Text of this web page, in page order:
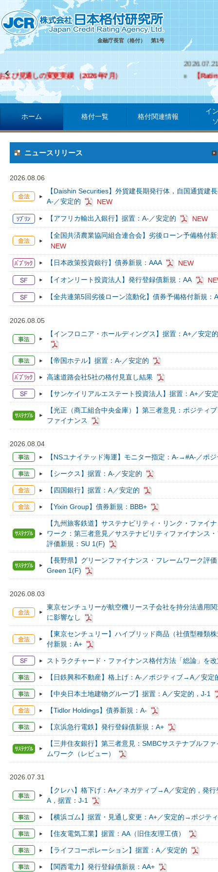
金融庁長官（格付） 第1号
【RatingEyeセミナー】第277回セ
ホーム 格付一覧 格付関連情報
イ
ニュースリリース
2026.08.06
【Daishin Securities】外貨建長期発行体，自国通貨建
A-／安定的
NEW
【アフリカ輸出入銀行】据置：A-／安定的 NEW
【全国共済農業協同組合連合会】劣後ローン予備格付
NEW
【日本政策投資銀行】債券新規：AAA NEW
【イオンリート投資法人】発行登録債新規：AA
【全共連第5回劣後ローン流動化】債券予備格付新規：
2026.08.05
【インフロニア・ホールディングス】据置：A+／安定
【帝国ホテル】据置：A-／安定的
高速道路会社5社の格付見直し結果
【サンケイリアルエステート投資法人】据置：A+／安
【光正（商工組合中央金庫）】第三者意見：ポジティ
ファイナンス
2026.08.04
【NSユナイテッド海運】モニター指定：A-→#A-／ポ
【シークス】据置：A-／安定的
【四国銀行】据置：A／安定的
【Yixin Group】債券新規：BBB+
【九州旅客鉄道】サステナビリティ・リンク・ファイ
ワーク：第三者意見／サステナビリティファイナンス
評価新規：SU 1(F)
【長野県】グリーンファイナンス・フレームワーク評
Green 1(F)
2026.08.03
東京センチュリーが航空機リース子会社を持分法適用
に影響なし
【東京センチュリー】ハイブリッド商品（社債型種類
付新規：A+
ストラクチャード・ファイナンス格付方法「総論」を
【日鉄興和不動産】格上げ：A-／ポジティブ→A／安定
【中央日本土地建物グループ】据置：A／安定的，J-1
【Tidlor Holdings】債券新規：A-
【京浜急行電鉄】発行登録債新規：A+
【三井住友銀行】第三者意見：SMBCサステナブルフ
ムワーク（レビュー）
2026.07.31
【クレハ】格下げ：A+／ネガティブ→A／安定的，発
A，据置：J-1
【横浜ゴム】据置・見通し変更：A+／安定的→ポジテ
【住友電気工業】据置：AA（旧住友理工債）
【ライフコーポレーション】据置：A／安定的
【関西電力】発行登録債新規：AA+